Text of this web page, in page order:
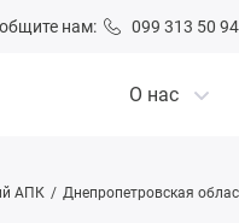
нам: 099 313 50 94
О нас
АПК Днепропетровская